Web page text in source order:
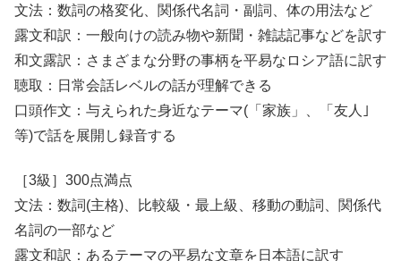
文法：数詞の格変化、関係代名詞・副詞、体の用法など
露文和訳：一般向けの読み物や新聞・雑誌記事などを訳す
和文露訳：さまざまな分野の事柄を平易なロシア語に訳す
聴取：日常会話レベルの話が理解できる
口頭作文：与えられた身近なテーマ(「家族」、「友人｣
等)で話を展開し録音する
［3級］300点満点
文法：数詞(主格)、比較級・最上級、移動の動詞、関係代
名詞の一部など
露文和訳：あるテーマの平易な文章を日本語に訳す